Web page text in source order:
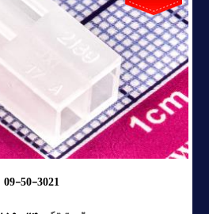
09-50-3021